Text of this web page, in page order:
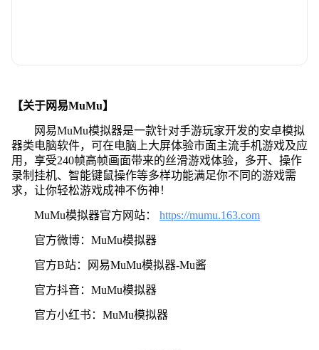
【关于网易MuMu】
网易MuMu模拟器是一款针对手游玩家开发的安卓模拟
器类电脑软件，可在电脑上大屏体验市面主流手机游戏及应
用，享受240帧高帧画面带来的丝滑游戏体验，多开、操作
录制挂机、智能键鼠操作等多样功能满足你不同的游戏需
求，让你轻松游戏成神不伤神！
MuMu模拟器官方网站： https://mumu.163.com
官方微博：MuMu模拟器
官方B站：网易MuMu模拟器-Mu酱
官方抖音：MuMu模拟器
官方小红书：MuMu模拟器